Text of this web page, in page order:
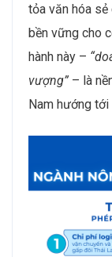
tỏa văn hóa
bền vững cho
hành này –
vượng” – là
Nam hướng